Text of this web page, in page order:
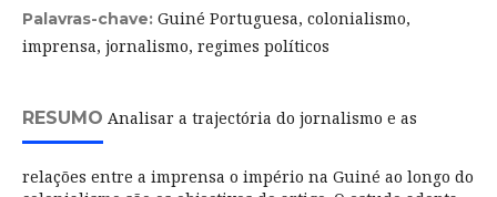
Palavras-chave: Guiné Portuguesa, colonialismo,
imprensa, jornalismo, regimes políticos
RESUMO Analisar a trajectória do jornalismo e as
relações entre a imprensa o império na Guiné ao longo do